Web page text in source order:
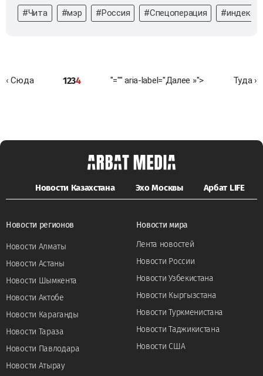
#Чита #мэр #Россия #Спецоперация
‹ Сюда 1234 "="" aria-label="Далее »"> Туда ›
Новости Казахстана Эхо Москвы Арбат LIFE
Новости регионов
Новости Алматы
Новости Астаны
Новости Шымкента
Новости Актобе
Новости Караганды
Новости Тараза
Новости Павлодара
Новости Атырау
Новости мира
Лента новостей
Новости России
Новости Узбекистана
Новости Кыргызстана
Новости Туркменистана
Новости Таджикистана
Новости США